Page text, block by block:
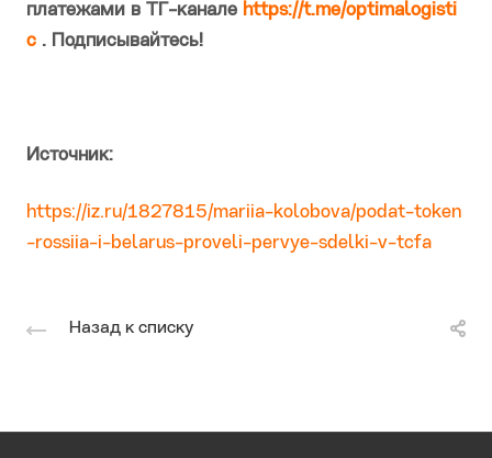
платежами в ТГ-канале https://t.me/optimalogisti
c . Подписывайтесь!
Источник:
https://iz.ru/1827815/mariia-kolobova/podat-token
-rossiia-i-belarus-proveli-pervye-sdelki-v-tcfa
Назад к списку